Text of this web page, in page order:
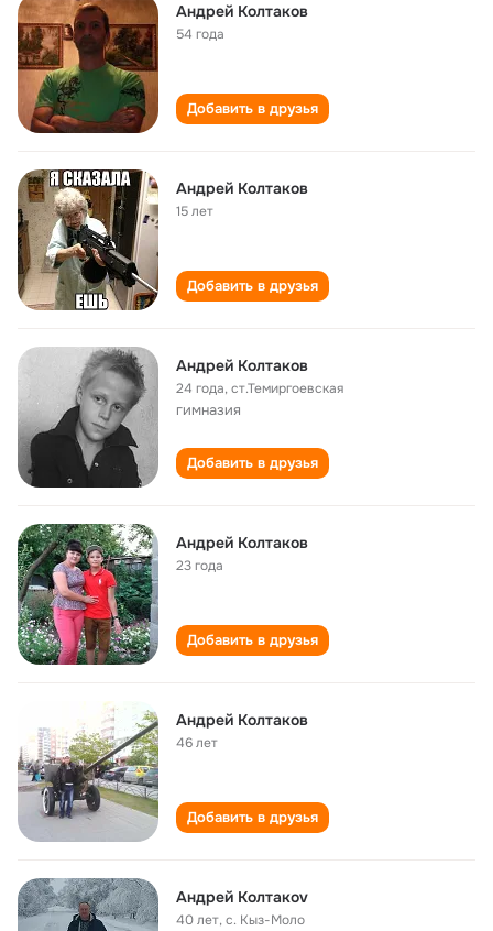
Андрей Колтаков
54 года
Добавить в друзья
Андрей Колтаков
15 лет
Добавить в друзья
Андрей Колтаков
24 года,ст.Темиргоевская
гимназия
Добавить в друзья
Андрей Колтаков
23 года
Добавить в друзья
Андрей Колтаков
46 лет
Добавить в друзья
Aндрей Колтакоv
40 лет,с. Кыз-Моло